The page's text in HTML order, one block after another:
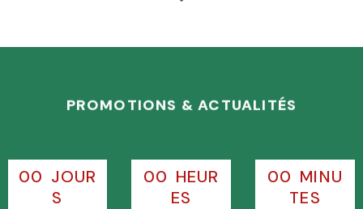
PROMOTIONS & ACTUALITÉS
00 JOUR
S
00 HEUR
ES
00 MINU
TES